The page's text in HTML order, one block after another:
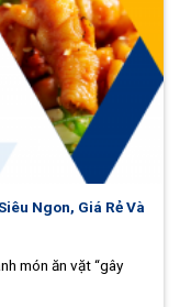
Ngon, Giá Rẻ Và
món ăn vặt “gây